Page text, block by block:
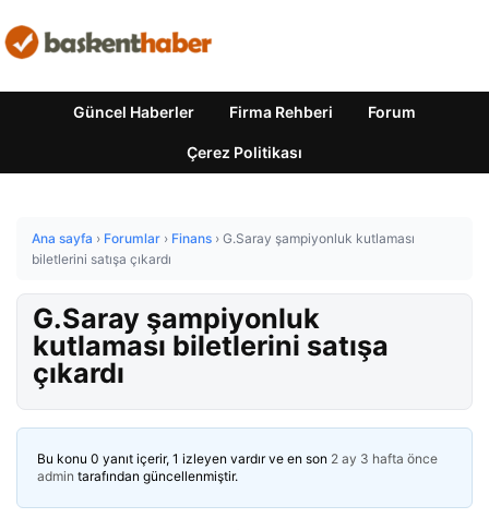
Güncel Haberler Firma Rehberi Forum
Çerez Politikası
Ana sayfa › Forumlar › Finans › G.Saray şampiyonluk kutlaması
biletlerini satışa çıkardı
G.Saray şampiyonluk
kutlaması biletlerini satışa
çıkardı
Bu konu 0 yanıt içerir, 1 izleyen vardır ve en son 2 ay 3 hafta önce
admin tarafından güncellenmiştir.